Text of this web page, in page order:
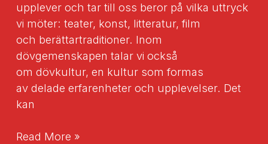
upplever och tar till oss beror på vilka uttryck
vi möter: teater, konst, litteratur, film
och berättartraditioner. Inom
dövgemenskapen talar vi också
om dövkultur, en kultur som formas
av delade erfarenheter och upplevelser. Det
kan
Låt
Read More »